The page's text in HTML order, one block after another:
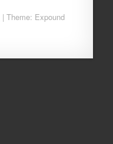
| Theme: Expound